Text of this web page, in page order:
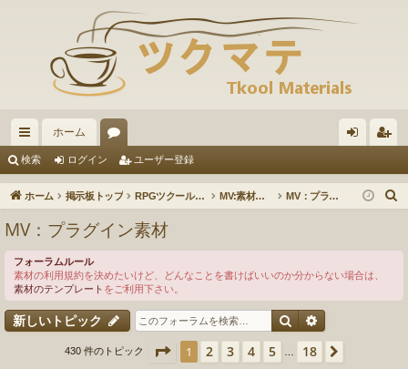
イ
ッ
ン
ク
ホーム
ー
ム
イ ザ
検索 ログイン ユーザー登録
ホーム 掲示板トップ RPGツクールMV MV:素材の投稿・ダウンロード MV：プラグイン素材
MV：プラグイン素材
フォーラムルール
素材の利用規約を決めたいけど、どんなことを書けばいいのか分からない場合は、
素材のテンプレート をご利用下さい。
新しいトピック 検索
430 件のトピック ページ ／ 18
1 2 3 4 5 18